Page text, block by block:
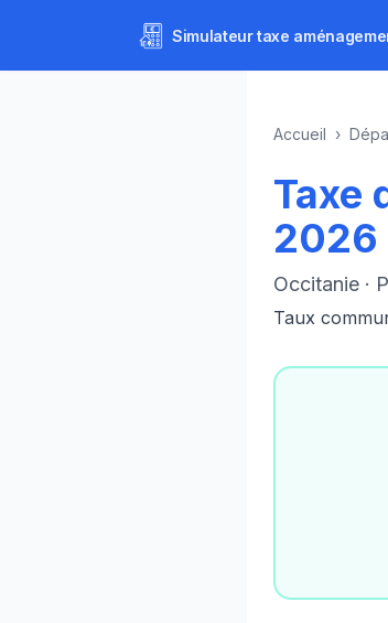
Simulateurtaxe
Accueil ›
Taxe
2026
Occitanie ·
Taux